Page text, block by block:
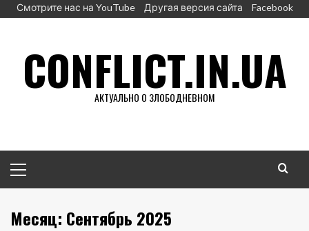
Перейти
Смотрите нас на YouTube Другая версия сайта Facebook
CONFLICT.IN.UA
АКТУАЛЬНО О ЗЛОБОДНЕВНОМ
меню
Месяц: Сентябрь 2025